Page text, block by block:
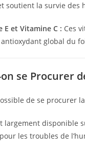
soutient la survie des
E et Vitamine C : Ces
global du
se Procurer
de se procurer la
largement disponible
les troubles de